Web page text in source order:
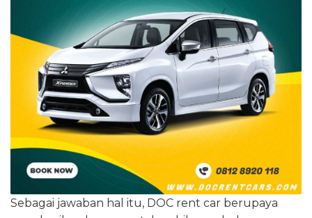
Sebagai jawaban hal itu, DOC rent car berupaya